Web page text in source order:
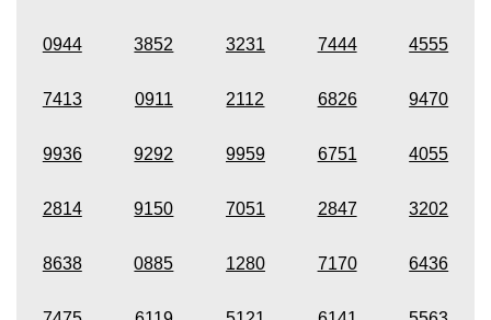
0944 3852 3231 7444 4555
7413 0911 2112 6826 9470
9936 9292 9959 6751 4055
2814 9150 7051 2847 3202
8638 0885 1280 7170 6436